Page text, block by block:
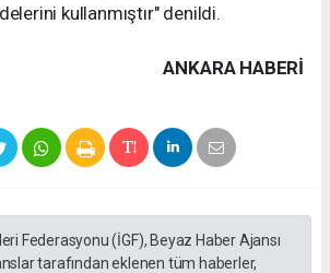
kullanmıştır" denildi.
ANKARA HABERİ
Federasyonu (İGF), Beyaz Haber Ajansı
tarafından eklenen tüm haberler,